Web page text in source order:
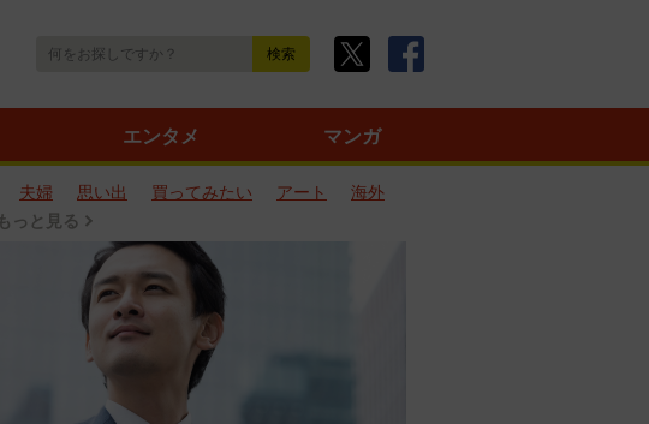
エンタメ マンガ
夫婦 思い出 買ってみたい アート
海外
もっと見る